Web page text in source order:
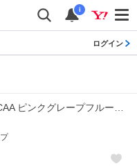
i
ログイン